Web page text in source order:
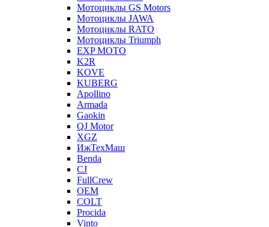
Мотоциклы GS Motors
Мотоциклы JAWA
Мотоциклы RATO
Мотоциклы Triumph
EXP MOTO
K2R
KOVE
KUBERG
Apollino
Armada
Gaokin
QJ Motor
XGZ
ИжТехМаш
Benda
CJ
FullCrew
OEM
COLT
Procida
Vinto